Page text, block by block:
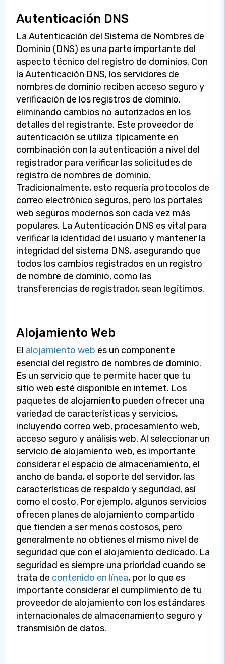
Autenticación DNS
La Autenticación del Sistema de Nombres de
Dominio (DNS) es una parte importante del
aspecto técnico del registro de dominios. Con
la Autenticación DNS, los servidores de
nombres de dominio reciben acceso seguro y
verificación de los registros de dominio,
eliminando cambios no autorizados en los
detalles del registrante. Este proveedor de
autenticación se utiliza típicamente en
combinación con la autenticación a nivel del
registrador para verificar las solicitudes de
registro de nombres de dominio.
Tradicionalmente, esto requería protocolos de
correo electrónico seguros, pero los portales
web seguros modernos son cada vez más
populares. La Autenticación DNS es vital para
verificar la identidad del usuario y mantener la
integridad del sistema DNS, asegurando que
todos los cambios registrados en un registro
de nombre de dominio, como las
transferencias de registrador, sean legítimos.
Alojamiento Web
El alojamiento web es un componente
esencial del registro de nombres de dominio.
Es un servicio que te permite hacer que tu
sitio web esté disponible en internet. Los
paquetes de alojamiento pueden ofrecer una
variedad de características y servicios,
incluyendo correo web, procesamiento web,
acceso seguro y análisis web. Al seleccionar un
servicio de alojamiento web, es importante
considerar el espacio de almacenamiento, el
ancho de banda, el soporte del servidor, las
características de respaldo y seguridad, así
como el costo. Por ejemplo, algunos servicios
ofrecen planes de alojamiento compartido
que tienden a ser menos costosos, pero
generalmente no obtienes el mismo nivel de
seguridad que con el alojamiento dedicado. La
seguridad es siempre una prioridad cuando se
trata de contenido en línea, por lo que es
importante considerar el cumplimiento de tu
proveedor de alojamiento con los estándares
internacionales de almacenamiento seguro y
transmisión de datos.